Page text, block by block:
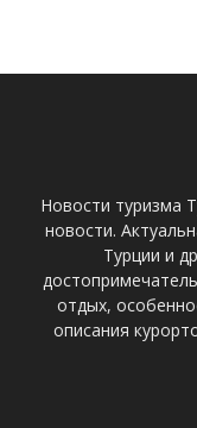
Новости туризма
новости.
Турции и
отдых,
описания